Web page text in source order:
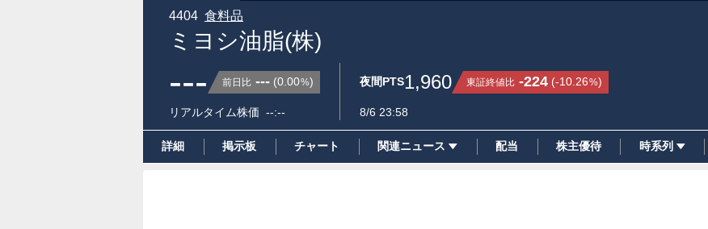
ミヨシ油脂(株)
4404 食料品
--- 前日比 --- (0.00%)
リアルタイム株価 --:--
夜間PTS1,960 東証終値比 -224 (-10.26%)
8/6 23:58
詳細 掲示板 チャート 関連ニュース 配当 株主優待 時系列